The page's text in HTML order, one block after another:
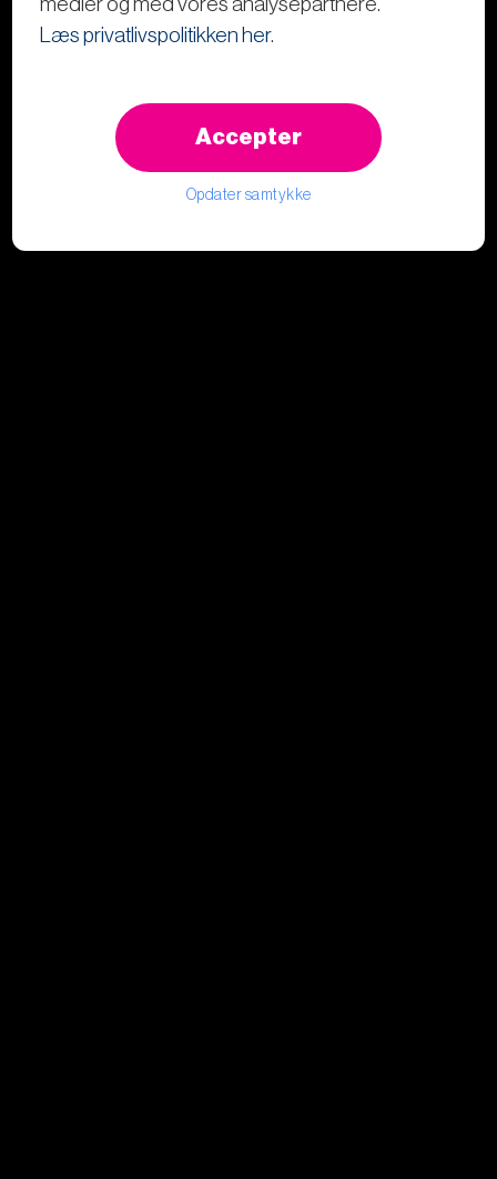
Læs privatlivspolitikken her.
Accepter
Opdater samtykke